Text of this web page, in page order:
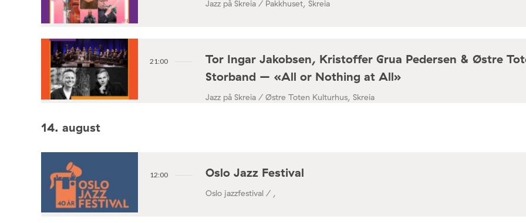
Jazz på Skreia / Pakkhuset, Skreia
21:00
Tor Ingar Jakobsen, Kristoffer Grua Pedersen & Østre
Storband – «All or Nothing at All»
Jazz på Skreia / Østre Toten Kulturhus, Skreia
14. august
12:00 Oslo Jazz Festival
Oslo jazzfestival / ,